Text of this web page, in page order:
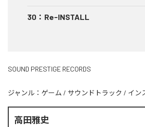
30 ： Re-INSTALL
SOUND PRESTIGE RECORDS
ジャンル： ゲーム / サウンドトラック / イン
高田雅史